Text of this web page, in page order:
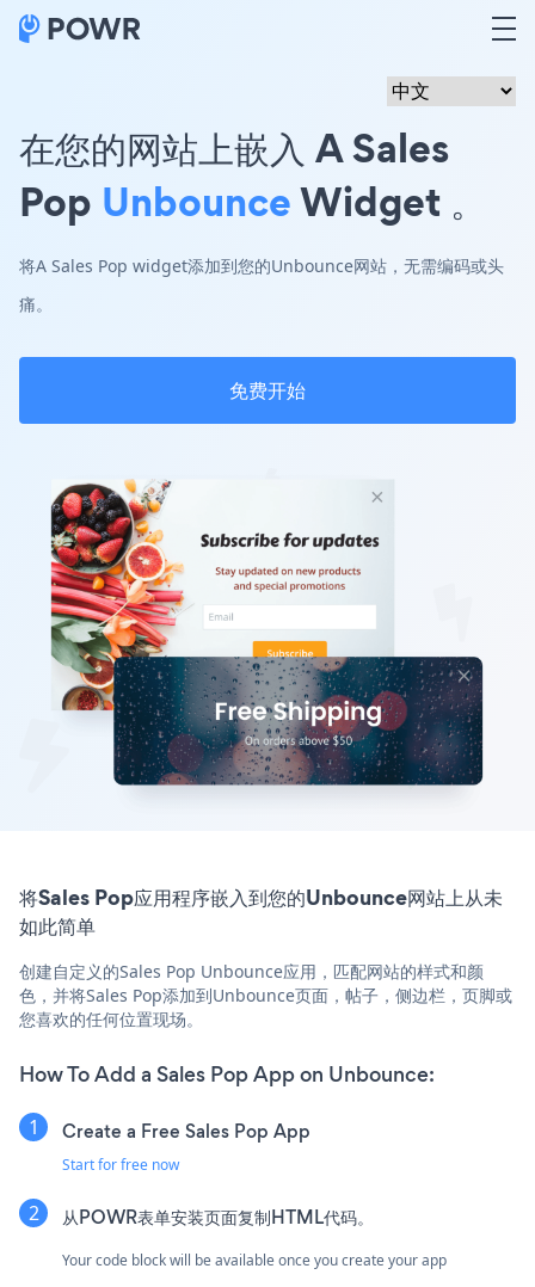
在您的网站上嵌入 A Sales
Pop UnbounceWidget 。
将A Sales Pop widget添加到您的Unbounce网站，无需编码或头
痛。
免费开始
将Sales Pop应用程序嵌入到您的Unbounce网站上从未
如此简单
创建自定义的Sales Pop Unbounce应用，匹配网站的样式和颜
色，并将Sales Pop添加到Unbounce页面，帖子，侧边栏，页脚或
您喜欢的任何位置现场。
How To Add a Sales Pop App on Unbounce:
Create a Free Sales Pop App
Start for free now
从POWR表单安装页面复制HTML代码。
Your code block will be available once you create your app